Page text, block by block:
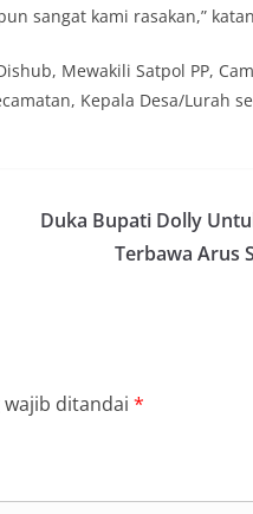
sangat kami rasakan,”
Mewakili Satpol PP,
Kepala Desa/Lurah
Duka Bupati Dolly
Terbawa Arus
wajib ditandai *